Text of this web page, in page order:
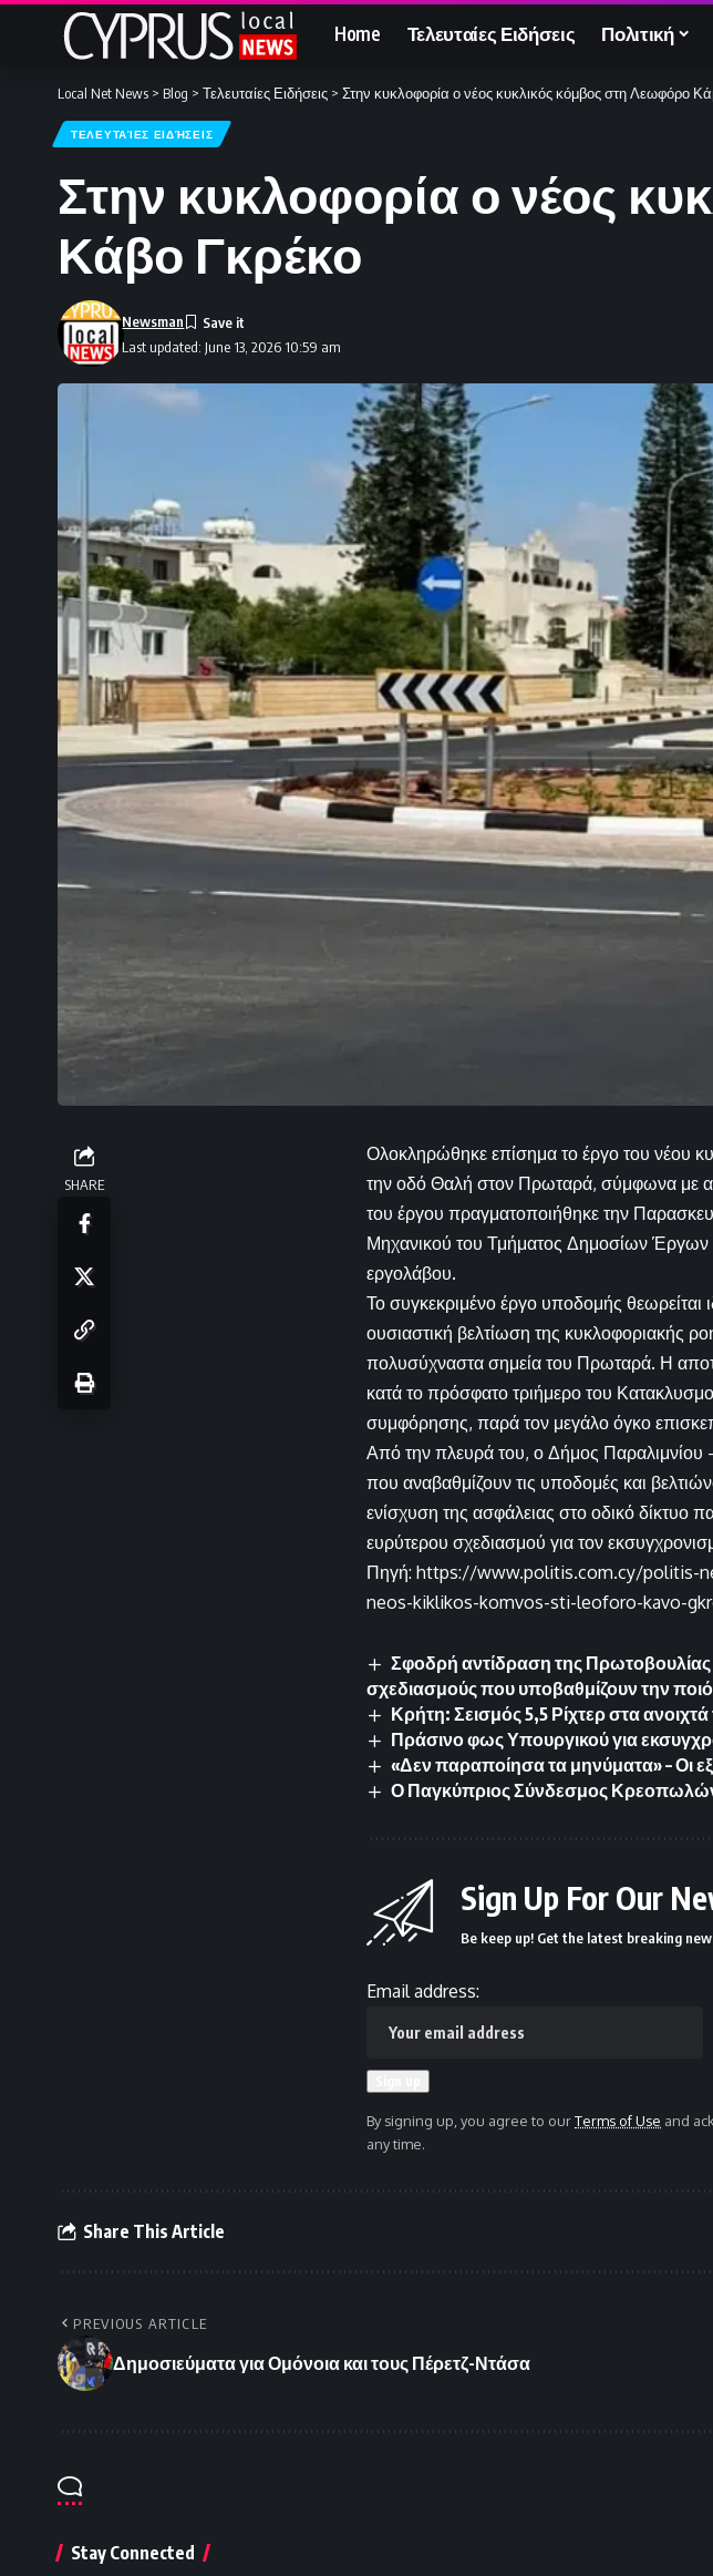
Home Τελευταίες Ειδήσεις Πολιτική
Local Net News > Blog > Τελευταίες Ειδήσεις > Στην κυκλοφορία ο νέος κυκλικός κόμβος στη Λεωφόρο
ΤΕΛΕΥΤΑΊΕΣ ΕΙΔΉΣΕΙΣ
Στην κυκλοφορία ο νέος
Κάβο Γκρέκο
Last updated: June 13, 2026 10:59 am
Newsman
SHARE
Ολοκληρώθηκε επίσημα το έργο του νέου
την οδό Θαλή στον Πρωταρά, σύμφωνα με
του έργου πραγματοποιήθηκε την
Μηχανικού του Τμήματος Δημοσίων
εργολάβου.
Το συγκεκριμένο έργο υποδομής θεωρείται
ουσιαστική βελτίωση της κυκλοφοριακής
πολυσύχναστα σημεία του Πρωταρά. Η
κατά το πρόσφατο τριήμερο του
συμφόρησης, παρά τον μεγάλο όγκο
Από την πλευρά του, ο Δήμος Παραλιμνίου
που αναβαθμίζουν τις υποδομές και
ενίσχυση της ασφάλειας στο οδικό δίκτυο
ευρύτερου σχεδιασμού για τον
Πηγή: https://www.politis.com.cy/politis-
neos-kiklikos-komvos-sti-leoforo-kavo-
Σφοδρή αντίδραση της Πρωτοβουλίας
σχεδιασμούς που υποβαθμίζουν την
Κρήτη: Σεισμός 5,5 Ρίχτερ στα ανοιχτά
Πράσινο φως Υπουργικού για
«Δεν παραποίησα τα μηνύματα» – Οι
Ο Παγκύπριος Σύνδεσμος Κρεοπωλών
Sign Up For Our
Be keep up! Get the latest breaking
Email address:
By signing up, you agree to ourTerms of Use and
any time.
Share This Article
PREVIOUS ARTICLE
Δημοσιεύματα για Ομόνοια και τους Πέρετζ-Ντάσα
Stay Connected